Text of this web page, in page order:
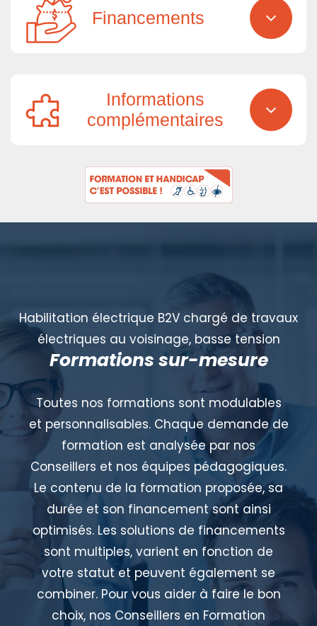
Financements
Informations
complémentaires
Habilitation électrique B2V chargé de travaux
électriques au voisinage, basse tension
Formations sur-mesure
Toutes nos formations sont modulables
et personnalisables. Chaque demande de
formation est analysée par nos
Conseillers et nos équipes pédagogiques.
Le contenu de la formation proposée, sa
durée et son financement sont ainsi
optimisés. Les solutions de financements
sont multiples, varient en fonction de
votre statut et peuvent également se
combiner. Pour vous aider à faire le bon
choix, nos Conseillers en Formation